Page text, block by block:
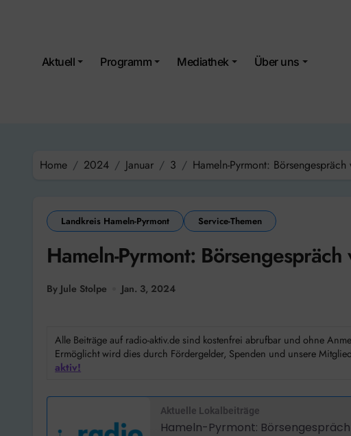
Aktuell Programm Mediathek Über uns
Home 2024 Januar 3 Hameln-Pyrmont:
Landkreis Hameln-Pyrmont Service-Themen
Hameln-Pyrmont: Börsengespräch
By Jule Stolpe Jan. 3, 2024
Alle Beiträge auf radio-aktiv.de sind kostenfrei abrufbar und ohne
Ermöglicht wird dies durch Fördergelder, Spenden und unsere
aktiv!
Aktuelle Lokalbeiträge
Hameln-Pyrmont: